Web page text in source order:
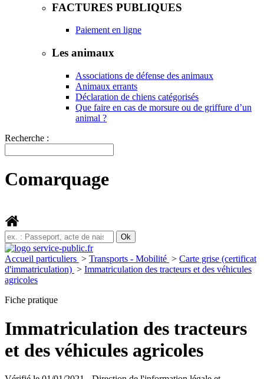
FACTURES PUBLIQUES
Paiement en ligne
Les animaux
Associations de défense des animaux
Animaux errants
Déclaration de chiens catégorisés
Que faire en cas de morsure ou de griffure d’un
animal ?
Recherche :
Comarquage
Accueil particuliers > Transports - Mobilité > Carte grise (certificat
d'immatriculation) > Immatriculation des tracteurs et des véhicules
agricoles
Fiche pratique
Immatriculation des tracteurs
et des véhicules agricoles